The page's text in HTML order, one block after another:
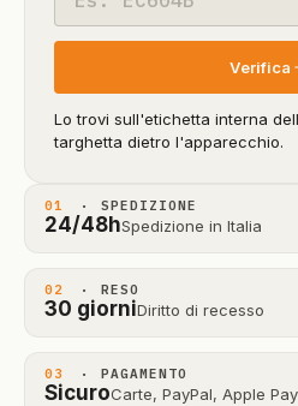
modello
Verifica
Lo trovi sull'etichetta interna
targhetta dietro l'apparecchio.
01 · SPEDIZIONE
24/48hSpedizione in Italia
02 · RESO
30 giorniDiritto di recesso
03 · PAGAMENTO
SicuroCarte, PayPal, Apple Pay